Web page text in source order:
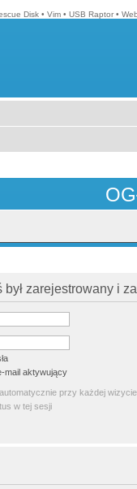
Disk • Vim • USB Raptor •
zarejestrowany i
mail aktywujący
przy każdej wizycie
w tej sesji